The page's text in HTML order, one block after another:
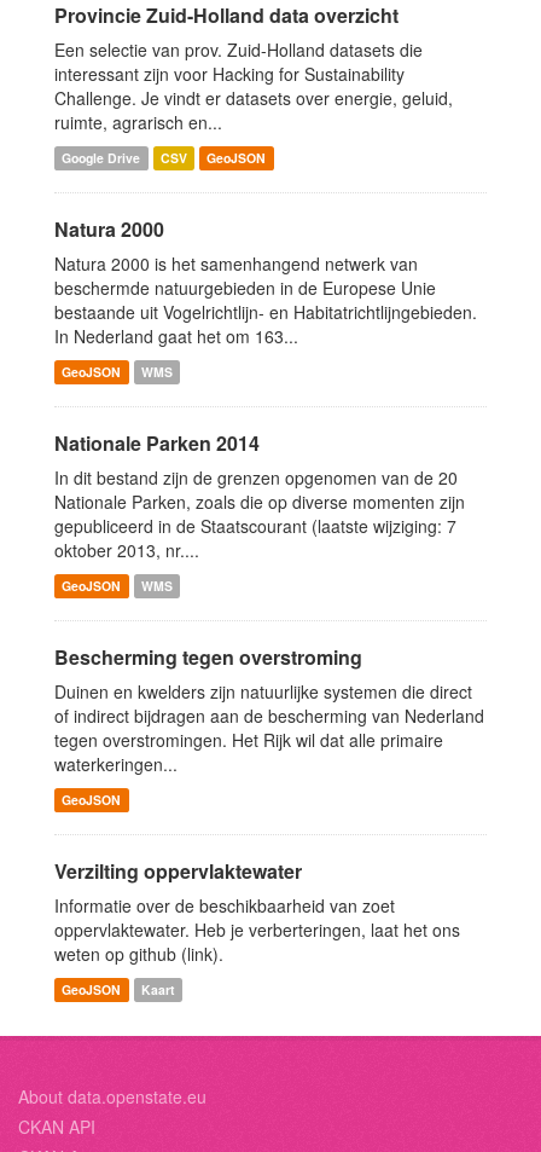
Provincie Zuid-Holland data overzicht
Een selectie van prov. Zuid-Holland datasets die
interessant zijn voor Hacking for Sustainability
Challenge. Je vindt er datasets over energie, geluid,
ruimte, agrarisch en...
Google Drive CSV GeoJSON
Natura 2000
Natura 2000 is het samenhangend netwerk van
beschermde natuurgebieden in de Europese Unie
bestaande uit Vogelrichtlijn- en Habitatrichtlijngebieden.
In Nederland gaat het om 163...
GeoJSON WMS
Nationale Parken 2014
In dit bestand zijn de grenzen opgenomen van de 20
Nationale Parken, zoals die op diverse momenten zijn
gepubliceerd in de Staatscourant (laatste wijziging: 7
oktober 2013, nr....
GeoJSON WMS
Bescherming tegen overstroming
Duinen en kwelders zijn natuurlijke systemen die direct
of indirect bijdragen aan de bescherming van Nederland
tegen overstromingen. Het Rijk wil dat alle primaire
waterkeringen...
GeoJSON
Verzilting oppervlaktewater
Informatie over de beschikbaarheid van zoet
oppervlaktewater. Heb je verberteringen, laat het ons
weten op github (link).
GeoJSON Kaart
About data.openstate.eu
CKAN API